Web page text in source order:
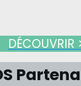
DÉCOUVRIR